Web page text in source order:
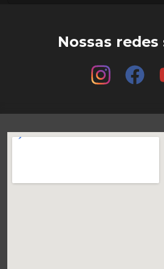
Nossas redes